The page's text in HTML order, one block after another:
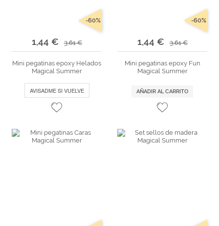
1,44 € 3,61 €
-60%
Mini pegatinas epoxy Helados
Magical Summer
AVISADME SI VUELVE
1,44 € 3,61 €
-60%
Mini pegatinas epoxy Fun
Magical Summer
AÑADIR AL CARRITO